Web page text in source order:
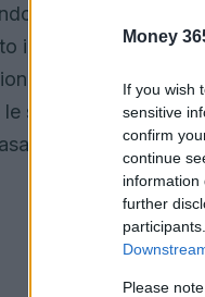
Money
If you wish
sensitive
confirm
continue
information
further
Please
sia i costi per le
in alto gli indici di
siano
simulazioni più
o un’impresa.